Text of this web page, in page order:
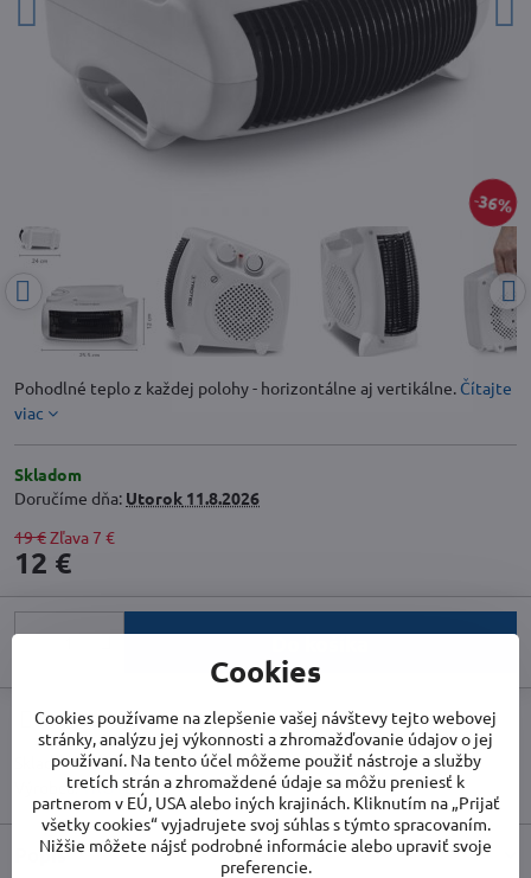
36%
Pohodlné teplo z každej polohy - horizontálne aj vertikálne. Čítajte
viac
Skladom
Doručíme dňa: Utorok 11.8.2026
19 €Zľava 7 €
12 €
Do košíka
Doručenia
Skladové číslo:TR1410000609
Výrobca:TROTEC
Popis
Cookies
Cookies používame na zlepšenie vašej návštevy tejto webovej
stránky, analýzu jej výkonnosti a zhromažďovanie údajov o jej
používaní. Na tento účel môžeme použiť nástroje a služby
tretích strán a zhromaždené údaje sa môžu preniesť k
partnerom v EÚ, USA alebo iných krajinách. Kliknutím na „Prijať
všetky cookies“ vyjadrujete svoj súhlas s týmto spracovaním.
Nižšie môžete nájsť podrobné informácie alebo upraviť svoje
preferencie.